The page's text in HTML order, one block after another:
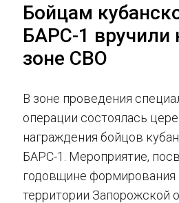
Бойцам
БАРС-1 вручили
зоне СВО
В зоне проведения
операции состоялась
награждения бойцов
БАРС-1. Мероприятие,
годовщине формирования
территории Запорожской